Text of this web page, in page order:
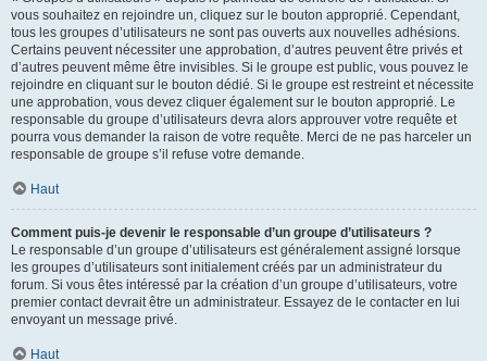
vous souhaitez en rejoindre un, cliquez sur le bouton approprié. Cependant,
tous les groupes d’utilisateurs ne sont pas ouverts aux nouvelles adhésions.
Certains peuvent nécessiter une approbation, d’autres peuvent être privés et
d’autres peuvent même être invisibles. Si le groupe est public, vous pouvez le
rejoindre en cliquant sur le bouton dédié. Si le groupe est restreint et nécessite
une approbation, vous devez cliquer également sur le bouton approprié. Le
responsable du groupe d’utilisateurs devra alors approuver votre requête et
pourra vous demander la raison de votre requête. Merci de ne pas harceler un
responsable de groupe s’il refuse votre demande.
Haut
Comment puis-je devenir le responsable d’un groupe d’utilisateurs ?
Le responsable d’un groupe d’utilisateurs est généralement assigné lorsque
les groupes d’utilisateurs sont initialement créés par un administrateur du
forum. Si vous êtes intéressé par la création d’un groupe d’utilisateurs, votre
premier contact devrait être un administrateur. Essayez de le contacter en lui
envoyant un message privé.
Haut